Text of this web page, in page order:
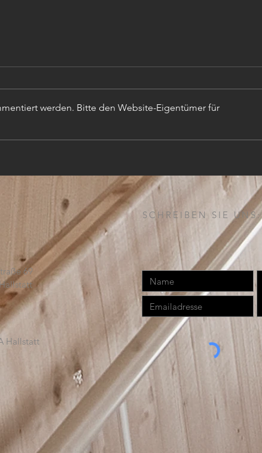
werden. Bitte den Website-Eigentümer für
69
Hallstatt
SCHREIBEN SIE UNS: